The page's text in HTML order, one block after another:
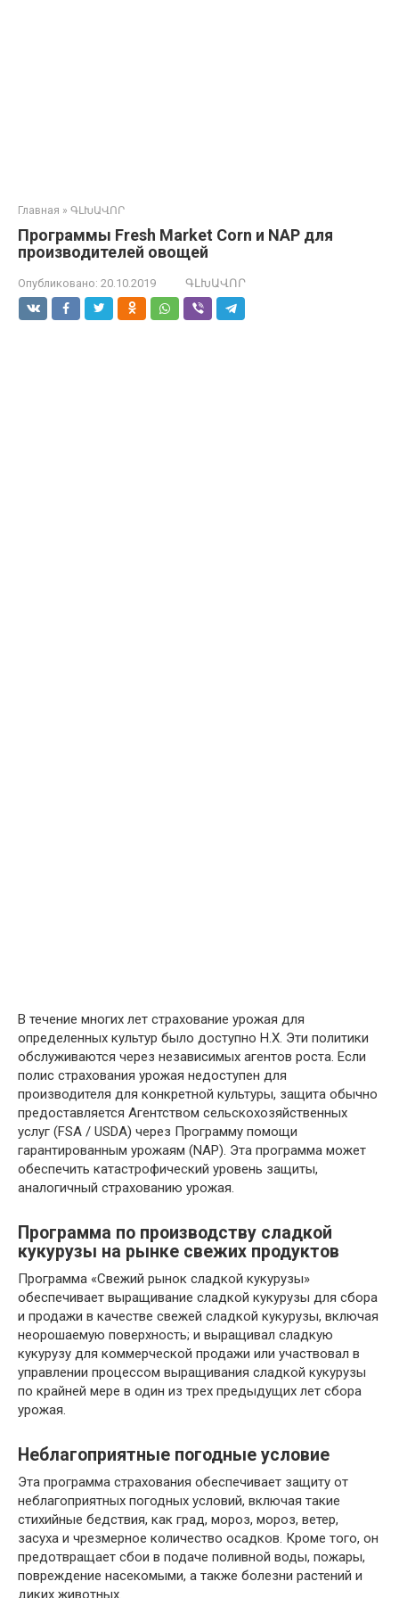
Главная » ԳԼԽԱՎՈՐ
Программы Fresh Market Corn и NAP для
производителей овощей
Опубликовано: 20.10.2019 ԳԼԽԱՎՈՐ
В течение многих лет страхование урожая для
определенных культур было доступно Н.Х. Эти политики
обслуживаются через независимых агентов роста. Если
полис страхования урожая недоступен для
производителя для конкретной культуры, защита обычно
предоставляется Агентством сельскохозяйственных
услуг (FSA / USDA) через Программу помощи
гарантированным урожаям (NAP). Эта программа может
обеспечить катастрофический уровень защиты,
аналогичный страхованию урожая.
Программа по производству сладкой
кукурузы на рынке свежих продуктов
Программа «Свежий рынок сладкой кукурузы»
обеспечивает выращивание сладкой кукурузы для сбора
и продажи в качестве свежей сладкой кукурузы, включая
неорошаемую поверхность; и выращивал сладкую
кукурузу для коммерческой продажи или участвовал в
управлении процессом выращивания сладкой кукурузы
по крайней мере в один из трех предыдущих лет сбора
урожая.
Неблагоприятные погодные условие
Эта программа страхования обеспечивает защиту от
неблагоприятных погодных условий, включая такие
стихийные бедствия, как град, мороз, мороз, ветер,
засуха и чрезмерное количество осадков. Кроме того, он
предотвращает сбои в подаче поливной воды, пожары,
повреждение насекомыми, а также болезни растений и
диких животных.